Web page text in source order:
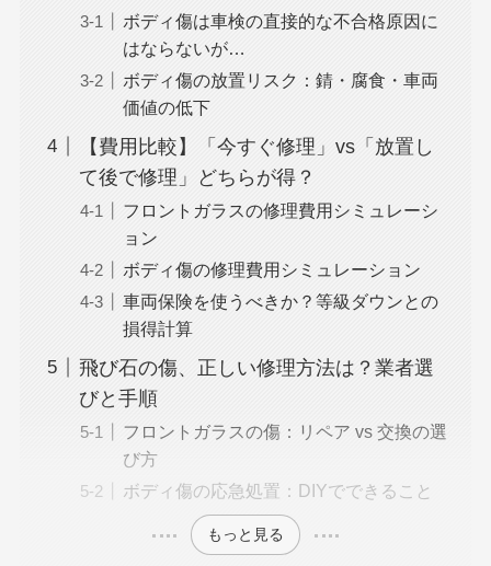
ボディ傷は車検の直接的な不合格原因に
はならないが…
ボディ傷の放置リスク：錆・腐食・車両
価値の低下
【費用比較】「今すぐ修理」vs「放置し
て後で修理」どちらが得？
フロントガラスの修理費用シミュレーシ
ョン
ボディ傷の修理費用シミュレーション
車両保険を使うべきか？等級ダウンとの
損得計算
飛び石の傷、正しい修理方法は？業者選
びと手順
フロントガラスの傷：リペア vs 交換の選
び方
ボディ傷の応急処置：DIYでできること
もっと見る